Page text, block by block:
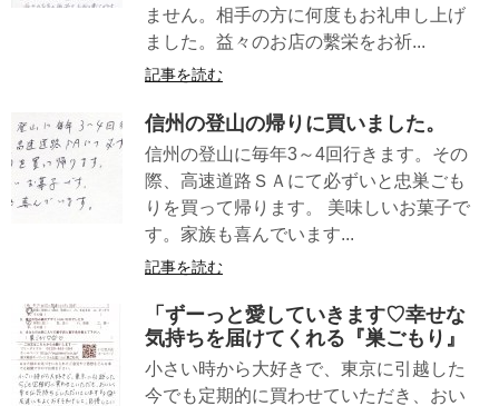
ません。相手の方に何度もお礼申し上げ
ました。益々のお店の繫栄をお祈...
記事を読む
信州の登山の帰りに買いました。
信州の登山に毎年3～4回行きます。その
際、高速道路ＳＡにて必ずいと忠巣ごも
りを買って帰ります。 美味しいお菓子で
す。家族も喜んでいます...
記事を読む
「ずーっと愛していきます♡幸せな
気持ちを届けてくれる『巣ごもり』
小さい時から大好きで、東京に引越した
今でも定期的に買わせていただき、おい